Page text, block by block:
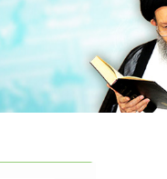
سبد خرید قوانین و مقررات